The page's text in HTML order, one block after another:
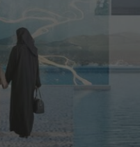
desigualdades
OS MAIORES NOMES
DA ARQUITETURA: